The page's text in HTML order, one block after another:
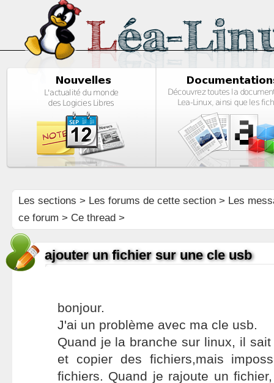
Les sections > Les forums de cette section> Les
ce forum > Ce thread >
ajouter un fichier sur une cle usb
bonjour.
J'ai un problème avec ma cle usb.
Quand je la branche sur linux, il
et copier des fichiers,mais
fichiers. Quand je rajoute un